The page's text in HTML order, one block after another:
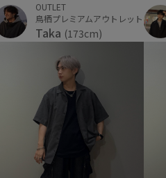
OUTLET
鳥栖プレミアムアウトレット
Taka (173cm)